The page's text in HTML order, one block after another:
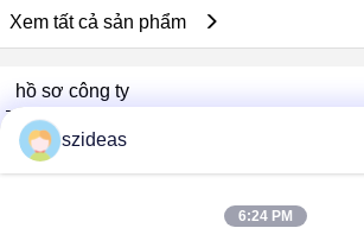
Xem tất cả sản phẩm
hồ sơ công ty
China Acrylic Product Online Market
Nhà cung cấp xác nhận
Verified Suplier
szideas
6:24 PM